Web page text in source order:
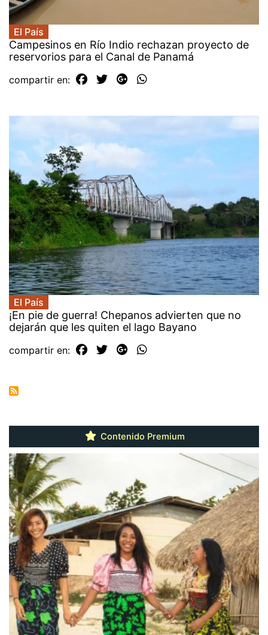
El País
Campesinos en Río Indio rechazan proyecto de
reservorios para el Canal de Panamá
compartir en:
El País
¡En pie de guerra! Chepanos advierten que no
dejarán que les quiten el lago Bayano
compartir en:
Contenido Premium